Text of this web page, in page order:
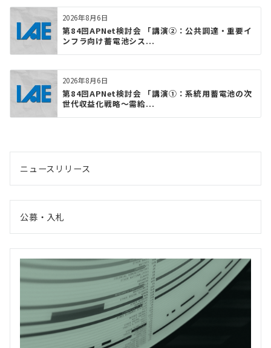
2026年8月6日
第84回APNet検討会 「講演②：公共調達・重要イ
ンフラ向け蓄電池シス...
2026年8月6日
第84回APNet検討会 「講演①：系統用蓄電池の次
世代収益化戦略〜需給...
ニュースリリース
公募・入札